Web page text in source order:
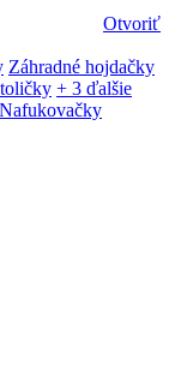
Otvoriť
Záhradné hojdačky
+ 3 ďalšie
Nafukovačky